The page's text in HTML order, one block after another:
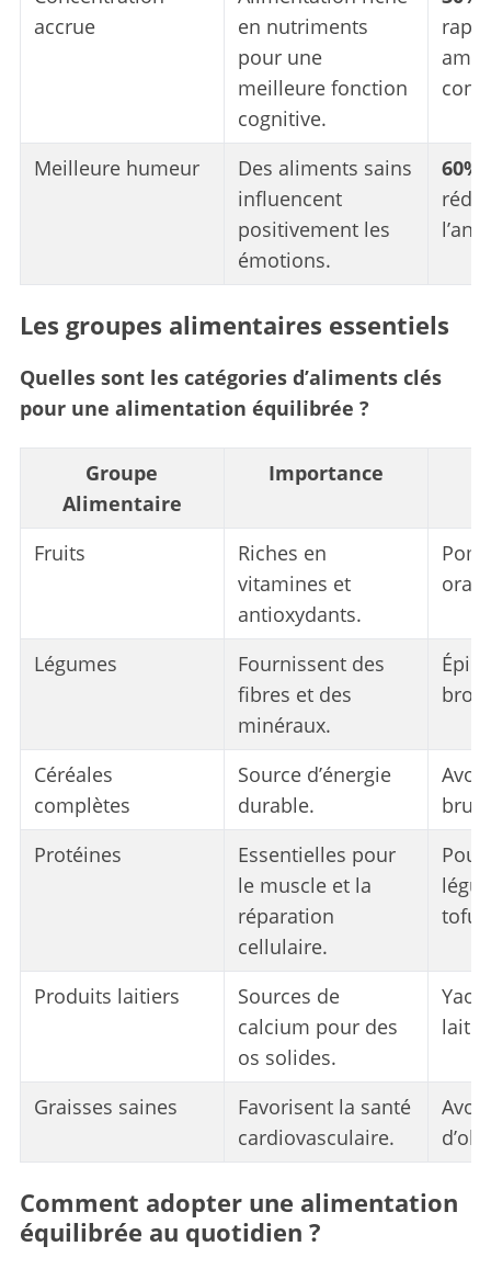
accrue
en nutriments
pour une
meilleure fonction
cognitive.
Meilleure humeur
Des aliments sains
influencent
positivement les
émotions.
60%
Les groupes alimentaires essentiels
Quelles sont les catégories d’aliments clés
pour une alimentation équilibrée ?
Groupe
Alimentaire
Importance
Fruits
Riches en
vitamines et
antioxydants.
Légumes
Fournissent des
fibres et des
minéraux.
Céréales
complètes
Source d’énergie
durable.
brun.
Protéines
Essentielles pour
le muscle et la
réparation
cellulaire.
tofu.
Produits laitiers
Sources de
calcium pour des
os solides.
lait.
Graisses saines
Favorisent la santé
cardiovasculaire.
Comment adopter une alimentation
équilibrée au quotidien ?
e
a